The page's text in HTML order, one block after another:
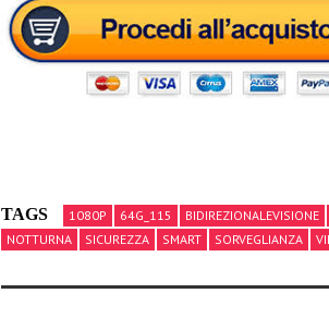
TAGS 1080P 64G_115
BIDIREZIONALEVISIONE
NOTTURNA
SICUREZZA SMART SORVEGLIANZA